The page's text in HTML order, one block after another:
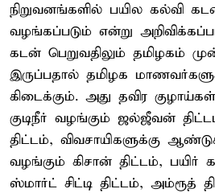
நிறுவனங்களில் பயில கல்வி
வழங்கப்படும் என்று
கடன் பெறுவதிலும் தமிழகம்
இருப்பதால் தமிழக
கிடைக்கும். அது தவிர
குடிநீர் வழங்கும் ஜல்ஜீவன்
திட்டம், விவசாயிகளுக்கு
வழங்கும் கிசான் திட்டம், பயிர்
ஸ்மார்ட் சிட்டி திட்டம், அம்ரூத்